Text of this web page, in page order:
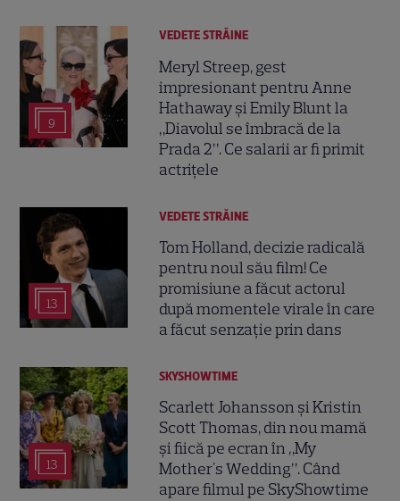
9
VEDETE STRĂINE
Meryl Streep, gest
impresionant pentru Anne
Hathaway și Emily Blunt la
„Diavolul se îmbracă de la
Prada 2”. Ce salarii ar fi primit
actrițele
13
VEDETE STRĂINE
Tom Holland, decizie radicală
pentru noul său film! Ce
promisiune a făcut actorul
după momentele virale în care
a făcut senzație prin dans
13
SKYSHOWTIME
Scarlett Johansson și Kristin
Scott Thomas, din nou mamă
și fiică pe ecran în „My
Mother's Wedding”. Când
apare filmul pe SkyShowtime